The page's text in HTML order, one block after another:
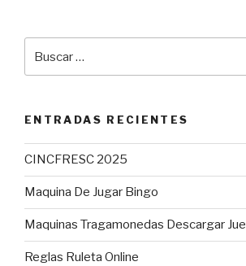
ENTRADAS RECIENTES
CINCFRESC 2025
Maquina De Jugar Bingo
Maquinas Tragamonedas Descargar
Reglas Ruleta Online